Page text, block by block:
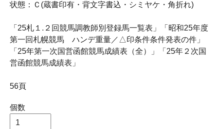
状態：Ｃ(蔵書印有・背文字書込・シミヤケ・角折れ)
「25札１.２回競馬調教師別登録馬一覧表」「昭和25年度
第一回札幌競馬 ハンデ重量／△印条件条件発表の件」
「25年第一次国営函館競馬成績表（全）」「25年２次国
営函館競馬成績表」
56頁
個数